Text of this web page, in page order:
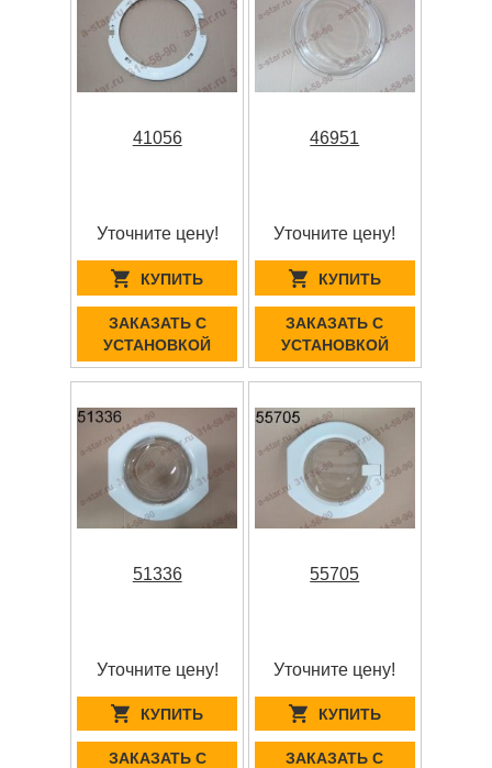
41056
Уточните цену!
КУПИТЬ
ЗАКАЗАТЬ С
УСТАНОВКОЙ
46951
Уточните цену!
КУПИТЬ
ЗАКАЗАТЬ С
УСТАНОВКОЙ
51336
Уточните цену!
КУПИТЬ
ЗАКАЗАТЬ С
55705
Уточните цену!
КУПИТЬ
ЗАКАЗАТЬ С